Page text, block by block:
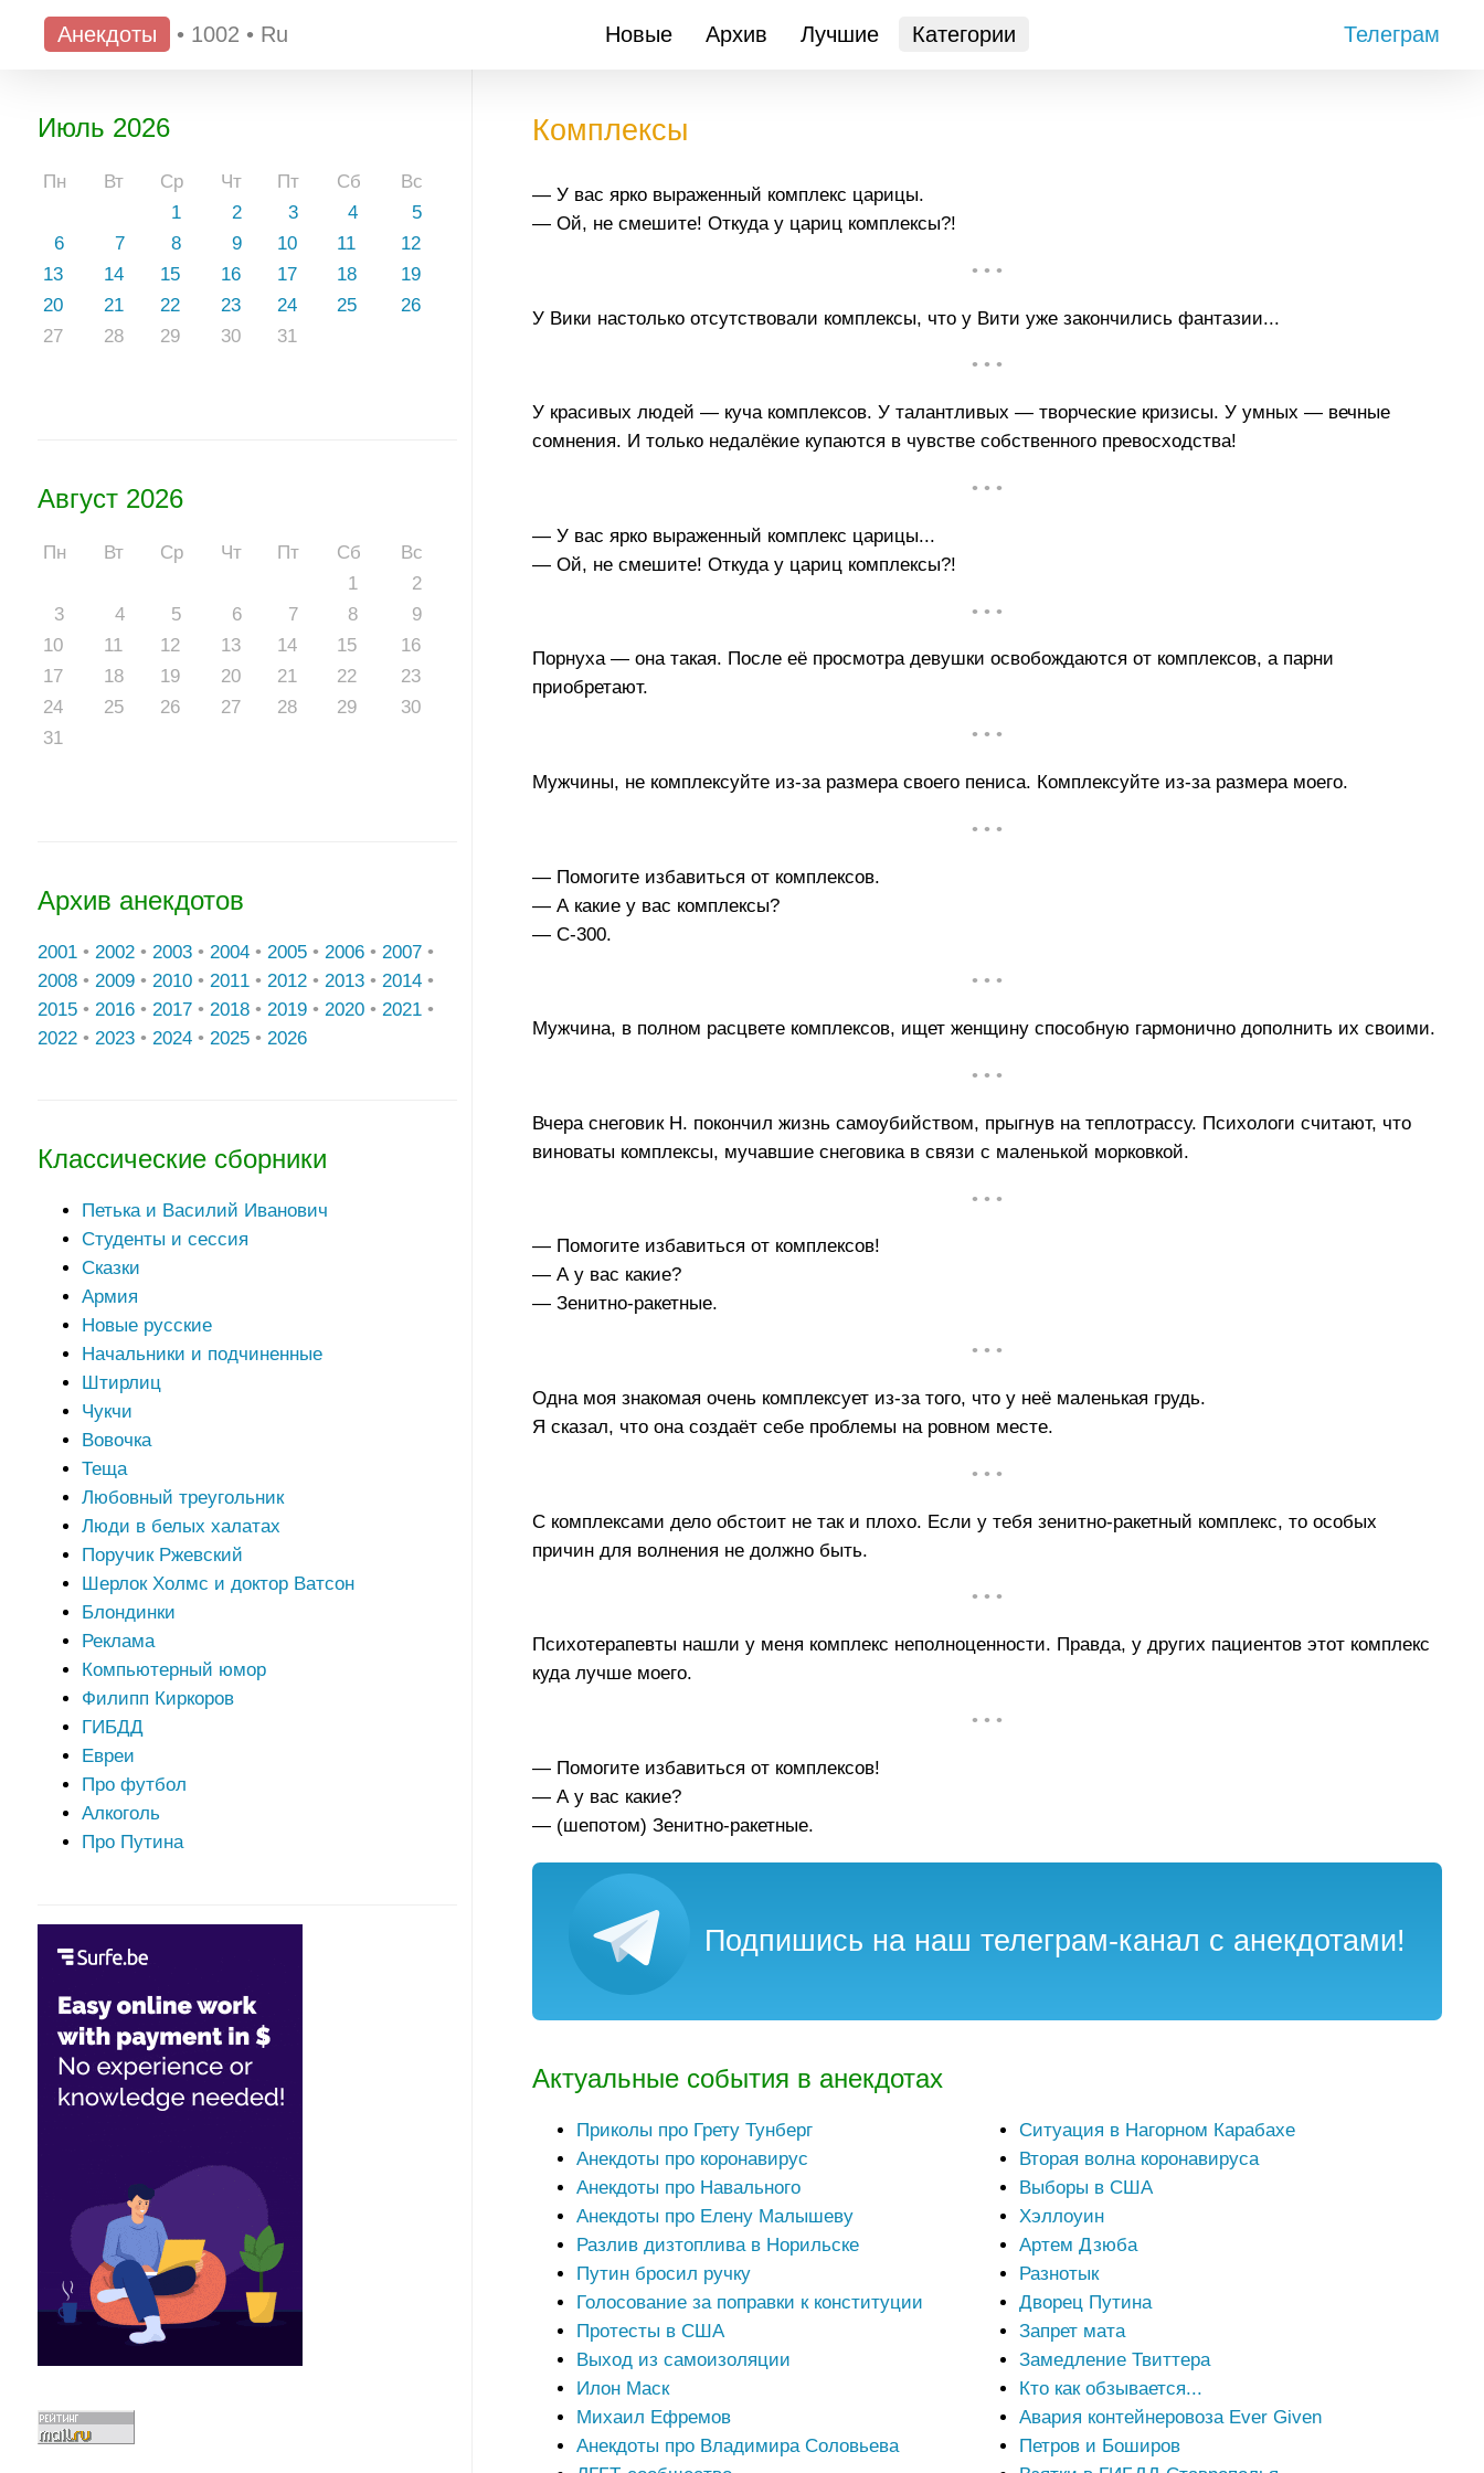
Анекдоты • 1002 • Ru Новые Архив Лучшие Категории Телеграм
Июль 2026
Пн Вт Ср Чт Пт Сб
Вс
1
2 3 4
5
6
7 8 9 10 11
12
13
14 15 16 17 18
19
20
21 22 23 24 25
26
27
28 29 30 31
Август 2026
Пн Вт Ср Чт Пт Сб
Вс
1
2
3
4 5 6 7 8
9
10
11 12 13 14 15
16
17
18 19 20 21 22
23
24
25 26 27 28 29
30
31
Архив анекдотов
2001 • 2002 • 2003 • 2004 • 2005 • 2006 • 2007 •
2008 • 2009 • 2010 • 2011 • 2012 • 2013 • 2014 •
2015 • 2016 • 2017 • 2018 • 2019 • 2020 • 2021 •
2022 • 2023 • 2024 • 2025 • 2026
Классические сборники
Петька и Василий Иванович
Студенты и сессия
Сказки
Армия
Новые русские
Начальники и подчиненные
Штирлиц
Чукчи
Вовочка
Теща
Любовный треугольник
Люди в белых халатах
Поручик Ржевский
Шерлок Холмс и доктор Ватсон
Блондинки
Реклама
Компьютерный юмор
Филипп Киркоров
ГИБДД
Евреи
Про футбол
Алкоголь
Про Путина
Комплексы
— У вас ярко выраженный комплекс царицы.
— Ой, не смешите! Откуда у цариц комплексы?!
• • •
У Вики настолько отсутствовали комплексы, что у Вити уже закончились фантазии...
• • •
У красивых людей — куча комплексов. У талантливых — творческие кризисы. У умных — вечные
сомнения. И только недалёкие купаются в чувстве собственного превосходства!
• • •
— У вас ярко выраженный комплекс царицы...
— Ой, не смешите! Откуда у цариц комплексы?!
• • •
Порнуха — она такая. После её просмотра девушки освобождаются от комплексов, а парни
приобретают.
• • •
Мужчины, не комплексуйте из-за размера своего пениса. Комплексуйте из-за размера моего.
• • •
— Помогите избавиться от комплексов.
— А какие у вас комплексы?
— С-300.
• • •
Мужчина, в полном расцвете комплексов, ищет женщину способную гармонично дополнить их своими.
• • •
Вчера снеговик Н. покончил жизнь самоубийством, прыгнув на теплотрассу. Психологи считают, что
виноваты комплексы, мучавшие снеговика в связи с маленькой морковкой.
• • •
— Помогите избавиться от комплексов!
— А у вас какие?
— Зенитно-ракетные.
• • •
Одна моя знакомая очень комплексует из-за того, что у неё маленькая грудь.
Я сказал, что она создаёт себе проблемы на ровном месте.
• • •
С комплексами дело обстоит не так и плохо. Если у тебя зенитно-ракетный комплекс, то особых
причин для волнения не должно быть.
• • •
Психотерапевты нашли у меня комплекс неполноценности. Правда, у других пациентов этот комплекс
куда лучше моего.
• • •
— Помогите избавиться от комплексов!
— А у вас какие?
— (шепотом) Зенитно-ракетные.
Подпишись на наш телеграм-канал с анекдотами!
Актуальные события в анекдотах
Приколы про Грету Тунберг
Анекдоты про коронавирус
Анекдоты про Навального
Анекдоты про Елену Малышеву
Разлив дизтоплива в Норильске
Путин бросил ручку
Голосование за поправки к конституции
Протесты в США
Выход из самоизоляции
Илон Маск
Михаил Ефремов
Анекдоты про Владимира Соловьева
Ситуация в Нагорном Карабахе
Вторая волна коронавируса
Выборы в США
Хэллоуин
Артем Дзюба
Разнотык
Дворец Путина
Запрет мата
Замедление Твиттера
Кто как обзывается...
Авария контейнеровоза Ever Given
Петров и Боширов